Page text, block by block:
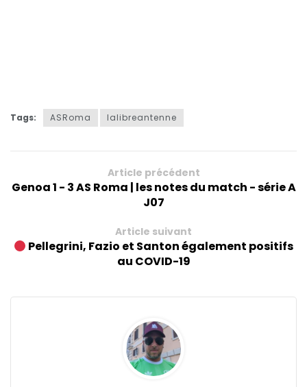
Tags: ASRoma lalibreantenne
Article précédent
Genoa 1 - 3 AS Roma | les notes du match - série A
J07
Article suivant
Pellegrini, Fazio et Santon également positifs
au COVID-19